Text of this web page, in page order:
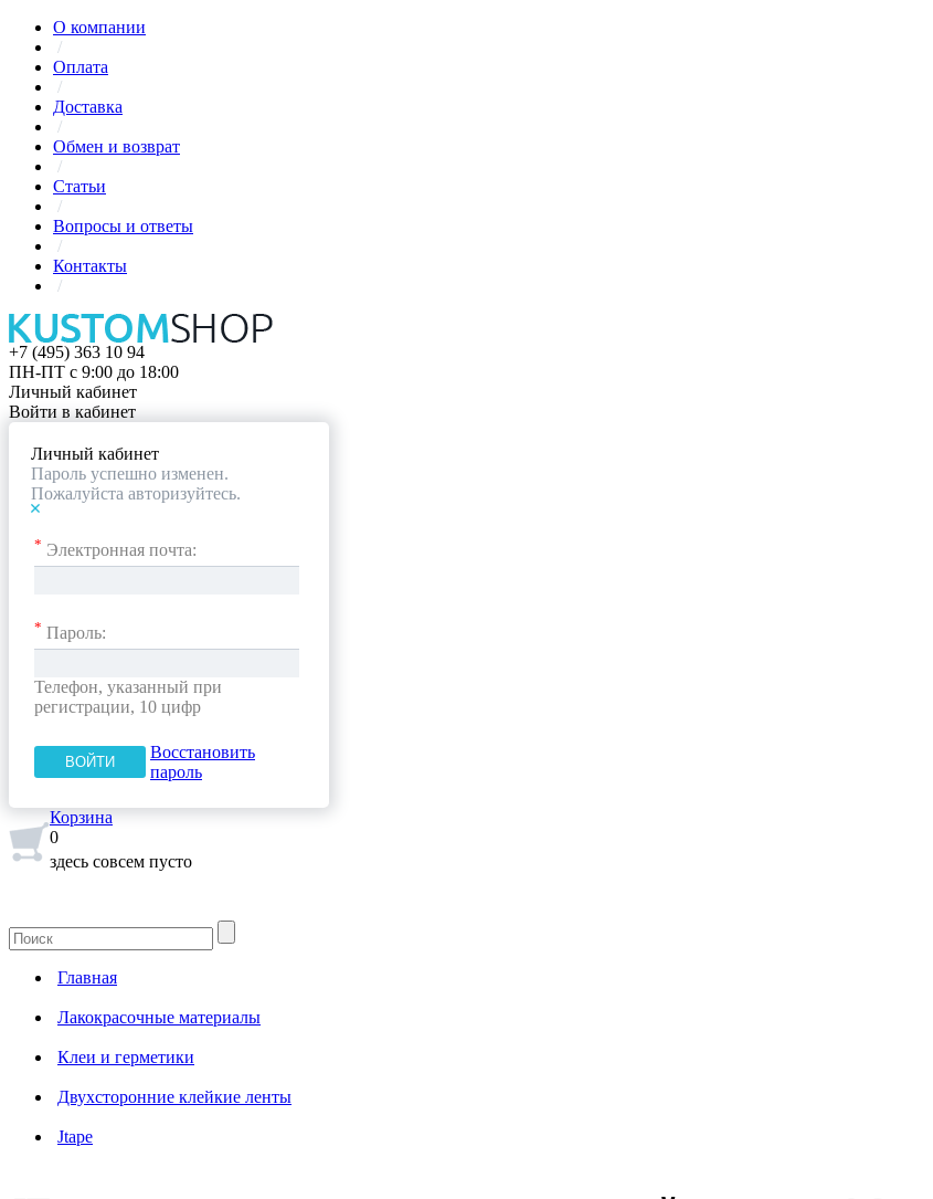
О компании
/
Оплата
/
Доставка
/
Обмен и возврат
/
Статьи
/
Вопросы и ответы
/
Контакты
/
+7 (495) 363 10 94
ПН-ПТ с 9:00 до 18:00
Личный кабинет
Войти в кабинет
Личный кабинет
Пароль успешно изменен.
Пожалуйста авторизуйтесь.
* Электронная почта:
* Пароль:
Телефон, указанный при
регистрации, 10 цифр
Восстановить
пароль
Корзина
0
здесь совсем пусто
Главная
Лакокрасочные материалы
Клеи и герметики
Двухсторонние клейкие ленты
Jtape